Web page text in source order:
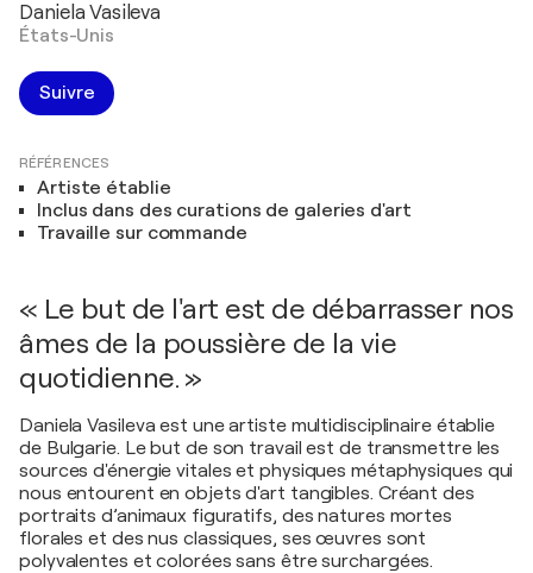
Daniela Vasileva
États-Unis
Suivre
RÉFÉRENCES
Artiste établie
Inclus dans des curations de galeries d'art
Travaille sur commande
« Le but de l'art est de débarrasser nos
âmes de la poussière de la vie
quotidienne. »
Daniela Vasileva est une artiste multidisciplinaire établie
de Bulgarie. Le but de son travail est de transmettre les
sources d'énergie vitales et physiques métaphysiques qui
nous entourent en objets d'art tangibles. Créant des
portraits d’animaux figuratifs, des natures mortes
florales et des nus classiques, ses œuvres sont
polyvalentes et colorées sans être surchargées.